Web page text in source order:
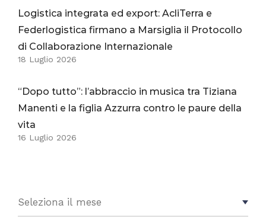
Logistica integrata ed export: AcliTerra e
Federlogistica firmano a Marsiglia il Protocollo
di Collaborazione Internazionale
18 Luglio 2026
“Dopo tutto”: l’abbraccio in musica tra Tiziana
Manenti e la figlia Azzurra contro le paure della
vita
16 Luglio 2026